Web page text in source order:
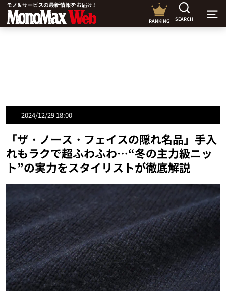
RANKING SEARCH
2024/12/29 18:00
「ザ・ノース・フェイスの隠れ名品」手入
れもラクで超ふわふわ…“冬の主力級ニッ
ト”の実力をスタイリストが徹底解説